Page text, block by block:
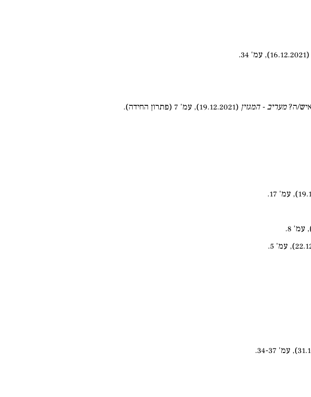
(16.12.2021), עמ' 34.
מעריב-המגזין (19.12.2021), עמ' 7 (פתרון החידה).